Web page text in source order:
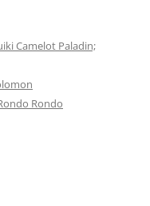
Camelot Paladin;
Rondo